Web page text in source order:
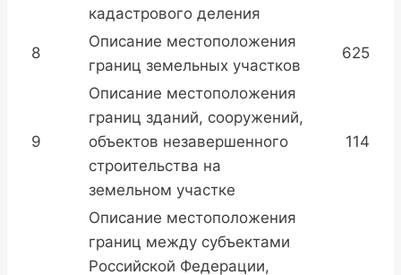
кадастрового деления
8
Описание местоположения
границ земельных участков
625
9
Описание местоположения
границ зданий, сооружений,
объектов незавершенного
строительства на
земельном участке
114
Описание местоположения
границ между субъектами
Российской Федерации,